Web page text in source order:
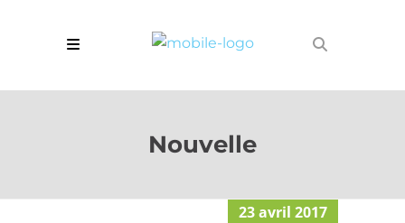
Nouvelle
23 avril 2017